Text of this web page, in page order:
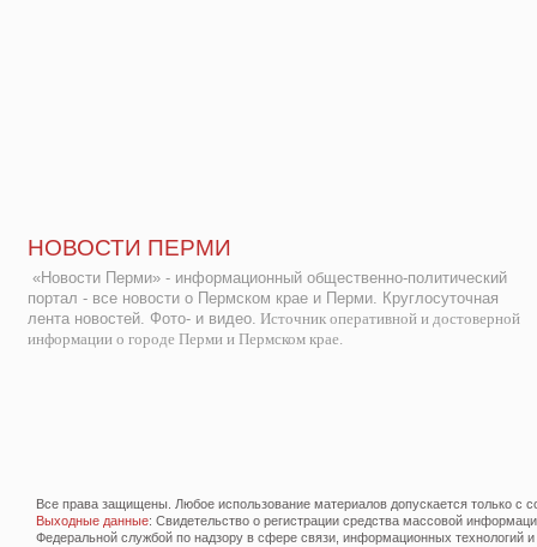
НОВОСТИ ПЕРМИ
«Новости Перми» - информационный общественно-политический
портал - все новости о Пермском крае и Перми. Круглосуточная
лента новостей. Фото- и видео. Источник оперативной и достоверной
информации о городе Перми и Пермском крае.
Все права защищены. Любое использование материалов допускается только с
Выходные данные: Свидетельство о регистрации средства массовой
Федеральной службой по надзору в сфере связи, информационных технологий